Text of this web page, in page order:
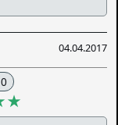
04.04.2017